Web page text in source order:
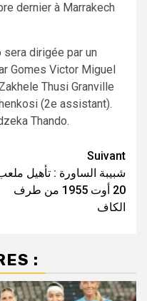
dernier à Marrakech
sera dirigée par un
Gomes Victor Miguel
Thusi Granville
(2e assistant).
Thando.
Suivant
شبيبة الساورة : تأهيل
20 أوت 1955 من طرف
الكاف
: